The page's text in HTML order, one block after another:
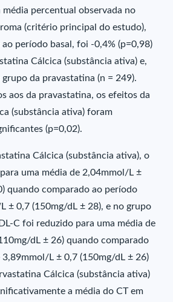
média percentual observada no
(critério principal do estudo),
período basal, foi -0,4% (p=0,98)
Cálcica (substância ativa) e,
da pravastatina (n = 249).
aos da pravastatina, os efeitos da
(substância ativa) foram
(p=0,02).
Cálcica (substância ativa), o
uma média de 2,04mmol/L ±
quando comparado ao período
± 0,7 (150mg/dL ± 28), e no grupo
C foi reduzido para uma média de
dL ± 26) quando comparado
3,89mmol/L ± 0,7 (150mg/dL ± 26)
Cálcica (substância ativa)
a média do CT em